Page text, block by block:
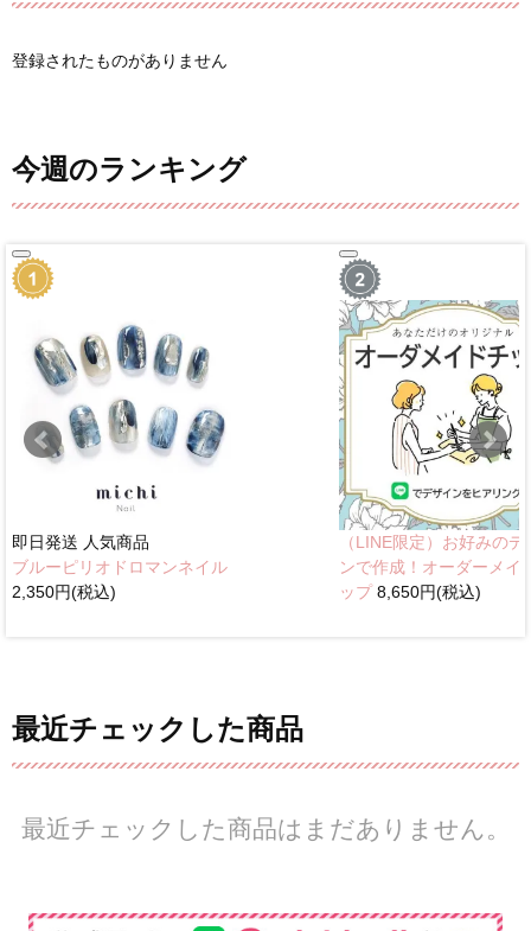
登録されたものがありません
今週のランキング
即日発送 人気商品
ブルーピリオドロマンネイル
2,350円(税込)
（LINE限定）お好みのデ
ンで作成！オーダーメイ
ップ8,650円(税込)
最近チェックした商品
最近チェックした商品はまだありません。